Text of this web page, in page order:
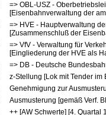
=> OBL-USZ -
[Eisenbahnverwaltung der
=> HVE - Hauptverwaltung
[Zusammenschluß der
=> VfV - Verwaltung für
[Eingliederung der HVE als
=> DB - Deutsche
z-Stellung [Lok mit Tender im
Genehmigung zur
Ausmusterung [gemäß Verf.
++ [AW Schwerte] [4. Quartal